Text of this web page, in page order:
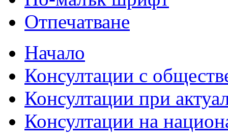
Отпечатване
Начало
Консултации с
Консултации при
Консултации на